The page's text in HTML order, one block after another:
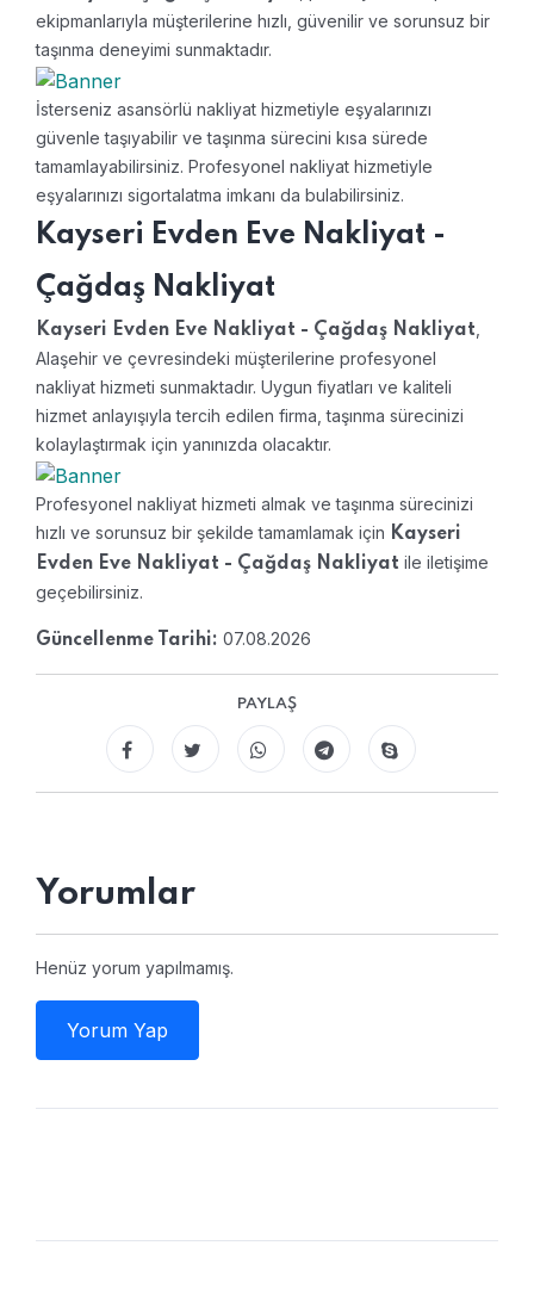
ekipmanlarıyla müşterilerine hızlı, güvenilir ve sorunsuz bir
taşınma deneyimi sunmaktadır.
İsterseniz asansörlü nakliyat hizmetiyle eşyalarınızı
güvenle taşıyabilir ve taşınma sürecini kısa sürede
tamamlayabilirsiniz. Profesyonel nakliyat hizmetiyle
eşyalarınızı sigortalatma imkanı da bulabilirsiniz.
Kayseri Evden Eve Nakliyat -
Çağdaş Nakliyat
Kayseri Evden Eve Nakliyat - Çağdaş Nakliyat
Alaşehir ve çevresindeki müşterilerine profesyonel
nakliyat hizmeti sunmaktadır. Uygun fiyatları ve kaliteli
hizmet anlayışıyla tercih edilen firma, taşınma sürecinizi
kolaylaştırmak için yanınızda olacaktır.
Profesyonel nakliyat hizmeti almak ve taşınma sürecinizi
hızlı ve sorunsuz bir şekilde tamamlamak için Kayseri
Evden Eve Nakliyat - Çağdaş Nakliyat ile iletişime
geçebilirsiniz.
Güncellenme Tarihi: 07.08.2026
PAYLAŞ
Yorumlar
Henüz yorum yapılmamış.
Yorum Yap